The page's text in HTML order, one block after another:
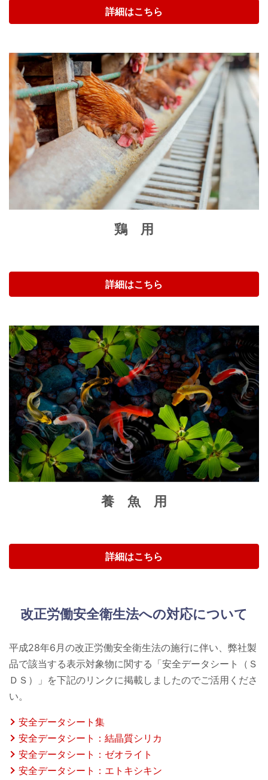
詳細はこちら
鶏 用
詳細はこちら
養 魚 用
詳細はこちら
改正労働安全衛生法への対応について
平成28年6月の改正労働安全衛生法の施行に伴い、弊社製
品で該当する表示対象物に関する「安全データシート（Ｓ
ＤＳ）」を下記のリンクに掲載しましたのでご活用くださ
い。
安全データシート集
安全データシート：結晶質シリカ
安全データシート：ゼオライト
安全データシート：エトキシキン